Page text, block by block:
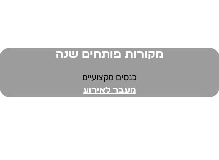
מקורות פותחים שנה
כנסים מקצועיים
מעבר לאירוע